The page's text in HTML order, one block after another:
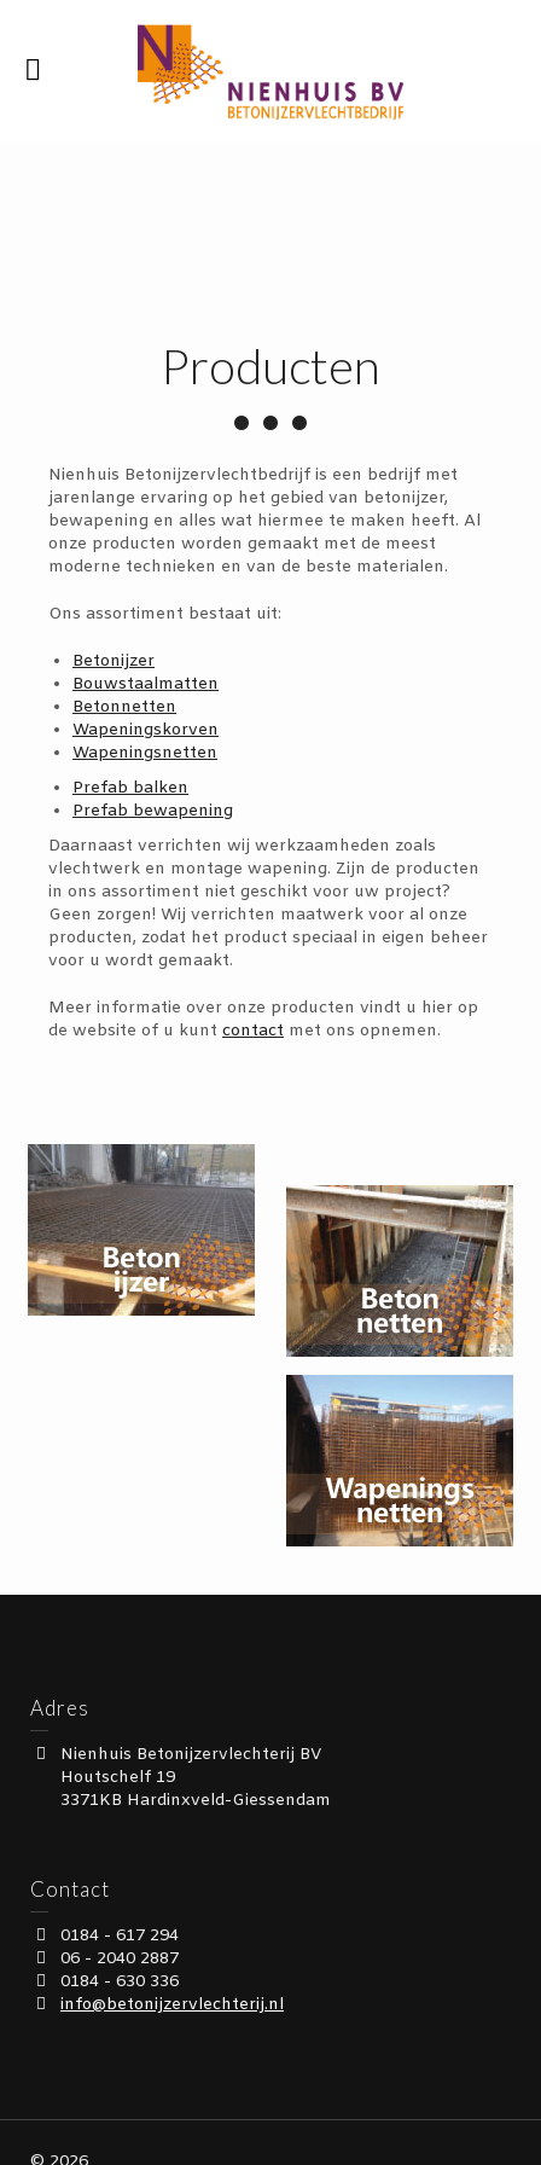
Producten
•••
Nienhuis Betonijzervlechtbedrijf is een bedrijf met
jarenlange ervaring op het gebied van betonijzer,
bewapening en alles wat hiermee te maken heeft. Al
onze producten worden gemaakt met de meest
moderne technieken en van de beste materialen.
Ons assortiment bestaat uit:
Betonijzer
Bouwstaalmatten
Betonnetten
Wapeningskorven
Wapeningsnetten
Prefab balken
Prefab bewapening
Daarnaast verrichten wij werkzaamheden zoals
vlechtwerk en montage wapening. Zijn de producten
in ons assortiment niet geschikt voor uw project?
Geen zorgen! Wij verrichten maatwerk voor al onze
producten, zodat het product speciaal in eigen beheer
voor u wordt gemaakt.
Meer informatie over onze producten vindt u hier op
de website of u kunt contact met ons opnemen.
Adres
Nienhuis Betonijzervlechterij BV
Houtschelf 19
3371KB Hardinxveld-Giessendam
Contact
0184 - 617 294
06 - 2040 2887
0184 - 630 336
info@betonijzervlechterij.nl